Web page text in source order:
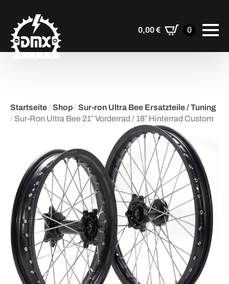
0,00€ 0
Startseite / Shop / Sur-ron Ultra Bee Ersatzteile / Tuning
/ Sur-Ron Ultra Bee 21″ Vorderrad / 18″ Hinterrad Custom